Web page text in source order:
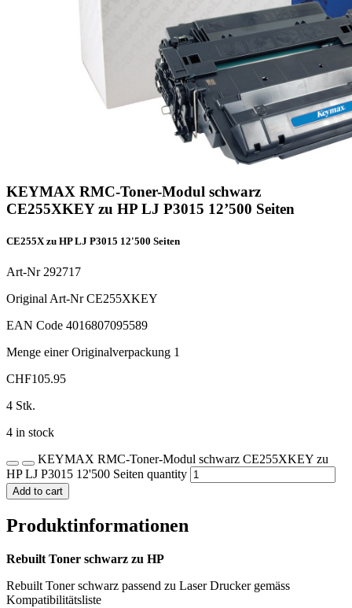
KEYMAX RMC-Toner-Modul schwarz
CE255XKEY zu HP LJ P3015 12’500 Seiten
CE255X zu HP LJ P3015 12'500 Seiten
Art-Nr 292717
Original Art-NrCE255XKEY
EAN Code 4016807095589
Menge einer Originalverpackung 1
CHF105.95
4 Stk.
4 in stock
KEYMAX RMC-Toner-Modul schwarz CE255XKEY zu
HP LJ P3015 12'500 Seiten quantity
Add to cart
Produktinformationen
Rebuilt Toner schwarz zu HP
Rebuilt Toner schwarz passend zu Laser Drucker gemäss
Kompatibilitätsliste